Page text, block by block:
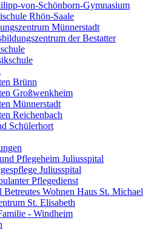
von-Schönborn-Gymnasium
Rhön-Saale
Münnerstadt
der Bestatter
Brünn
Großwenkheim
Münnerstadt
Reichenbach
Schülerhort
Pflegeheim Juliusspital
Juliusspital
Pflegedienst
Betreutes Wohnen Haus St. Michael
St. Elisabeth
- Windheim